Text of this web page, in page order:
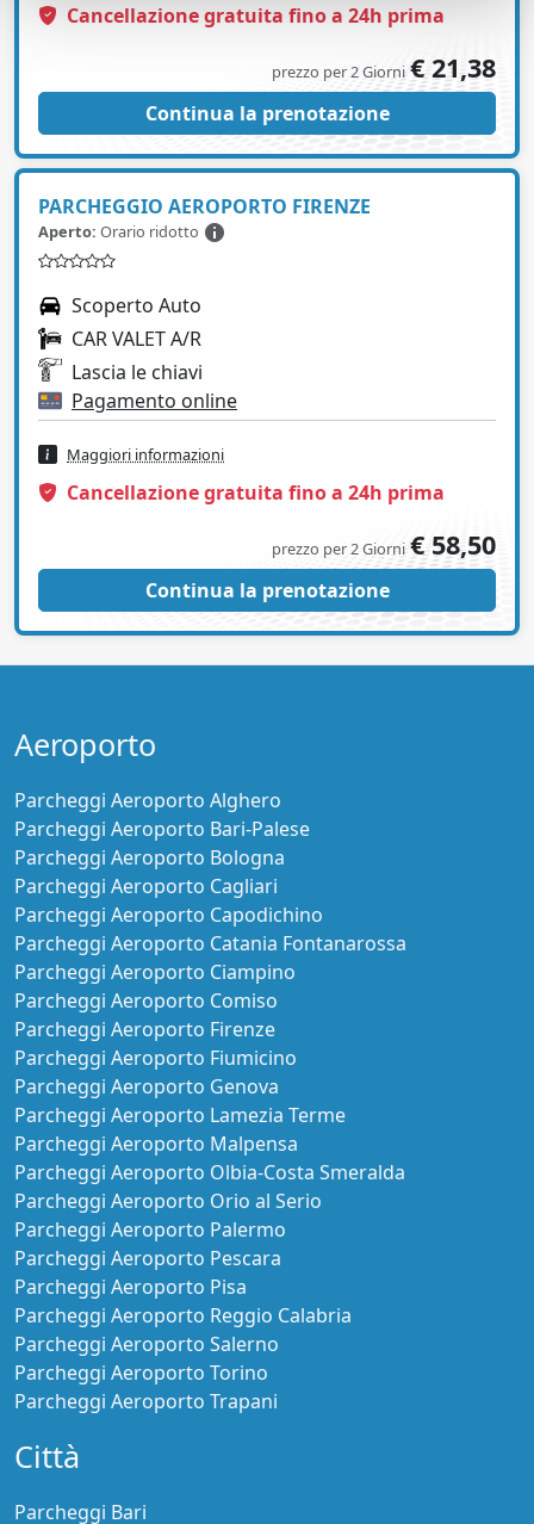
Cancellazione gratuita fino a 24h prima
prezzo per 2 Giorni € 21,38
Continua la prenotazione
PARCHEGGIO AEROPORTO FIRENZE
Aperto: Orario ridotto
Scoperto Auto
CAR VALET A/R
Lascia le chiavi
Pagamento online
Maggiori informazioni
Cancellazione gratuita fino a 24h prima
prezzo per 2 Giorni € 58,50
Continua la prenotazione
Aeroporto
Parcheggi Aeroporto Alghero
Parcheggi Aeroporto Bari-Palese
Parcheggi Aeroporto Bologna
Parcheggi Aeroporto Cagliari
Parcheggi Aeroporto Capodichino
Parcheggi Aeroporto Catania Fontanarossa
Parcheggi Aeroporto Ciampino
Parcheggi Aeroporto Comiso
Parcheggi Aeroporto Firenze
Parcheggi Aeroporto Fiumicino
Parcheggi Aeroporto Genova
Parcheggi Aeroporto Lamezia Terme
Parcheggi Aeroporto Malpensa
Parcheggi Aeroporto Olbia-Costa Smeralda
Parcheggi Aeroporto Orio al Serio
Parcheggi Aeroporto Palermo
Parcheggi Aeroporto Pescara
Parcheggi Aeroporto Pisa
Parcheggi Aeroporto Reggio Calabria
Parcheggi Aeroporto Salerno
Parcheggi Aeroporto Torino
Parcheggi Aeroporto Trapani
Città
Parcheggi Bari